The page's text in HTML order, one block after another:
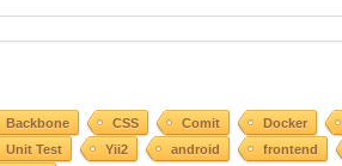
Backbone CSS Comit
Docker
Unit Test
Yii2 android
frontend